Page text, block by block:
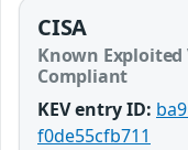
CISA
Known Exploited
Compliant
KEV entry ID:
f0de55cfb711